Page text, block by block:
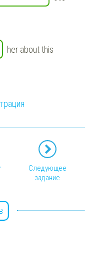
her about this
Следующее
задание